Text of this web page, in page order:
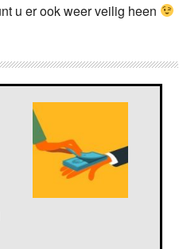
u er ook weer veilig heen